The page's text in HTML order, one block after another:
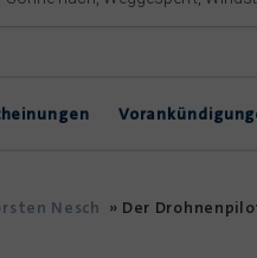
Theater
Nesch » Der